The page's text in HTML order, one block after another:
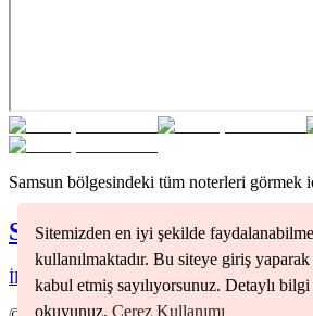
Sitemizden en iyi şekilde
kullanılmaktadır. Bu siteye giriş yaparak
kabul etmiş sayılıyorsunuz. Detaylı
okuyunuz. Çerez Kullanımı
Samsun bölgesindeki tüm noterleri görmek
SamsunNoterleri
İlkadım (1